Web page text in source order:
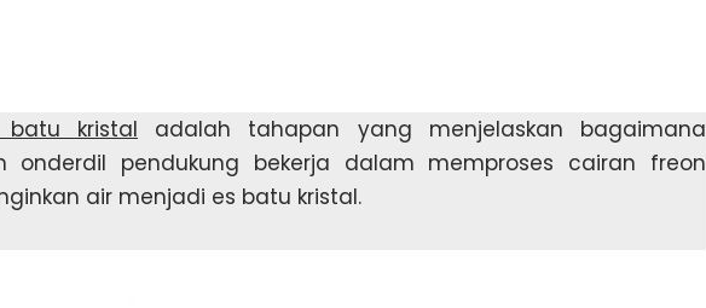
kristal adalah tahapan yang menjelaskan bagaimana
onderdil pendukung bekerja dalam memproses cairan freon
air menjadi es batu kristal.